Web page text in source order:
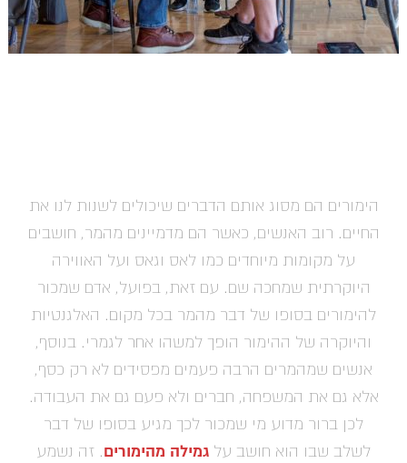
הימורים הם מסוג אותם הדברים שיכולים לשנות לנו את
החיים. רוב האנשים, כאשר הם מדמיינים מהמר, חושבים
על מקומות מיוחדים כמו לאס וגאס ועל האווירה
היוקרתית שמחכה שם. עם זאת, בפועל, אדם שמכור
להימורים בסופו של דבר מהמר בכל מקום. האלגנטיות
והיוקרה של ההימור הופך למשהו אחר לגמרי. בנוסף,
אנשים שמהמרים הרבה פעמים מפסידים לא רק כסף,
אלא גם את המשפחה, חברים ולא פעם גם את העבודה.
לכן ברור מדוע מי שמכור לכך מגיע בסופו של דבר
לשלב שבו הוא חושב על גמילה מהימורים. זה נשמע